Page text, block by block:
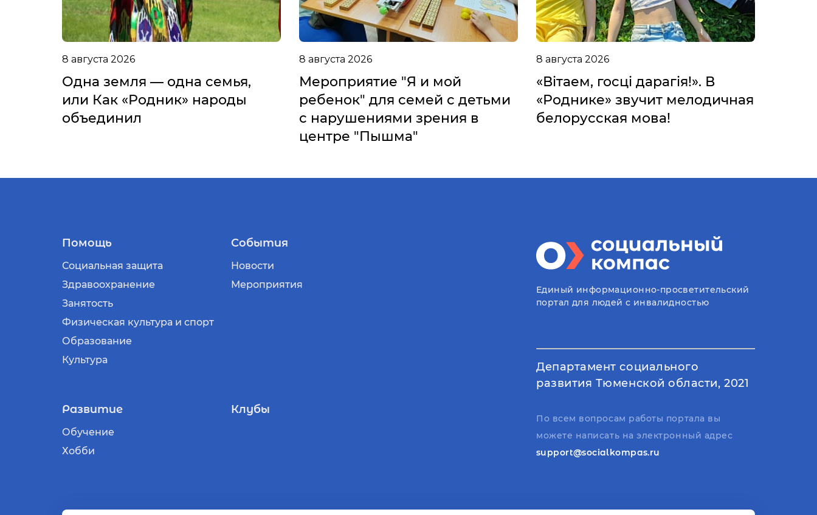
8 августа 2026
Одна земля — одна семья,
или Как «Родник» народы
объединил
8 августа 2026
Мероприятие "Я и мой
ребенок" для семей с детьми
с нарушениями зрения в
центре "Пышма"
8 августа 2026
«Вітаем, госці дарагія!». В
«Роднике» звучит мелодичная
белорусская мова!
Помощь
Социальная защита
Здравоохранение
Занятость
Физическая культура и спорт
Образование
Культура
События
Новости
Мероприятия
Развитие
Обучение
Хобби
Клубы
Единый информационно-просветительский
портал для людей с инвалидностью
Департамент социального
развития Тюменской области, 2021
По всем вопросам работы портала вы
можете написать на электронный адрес
support@socialkompas.ru